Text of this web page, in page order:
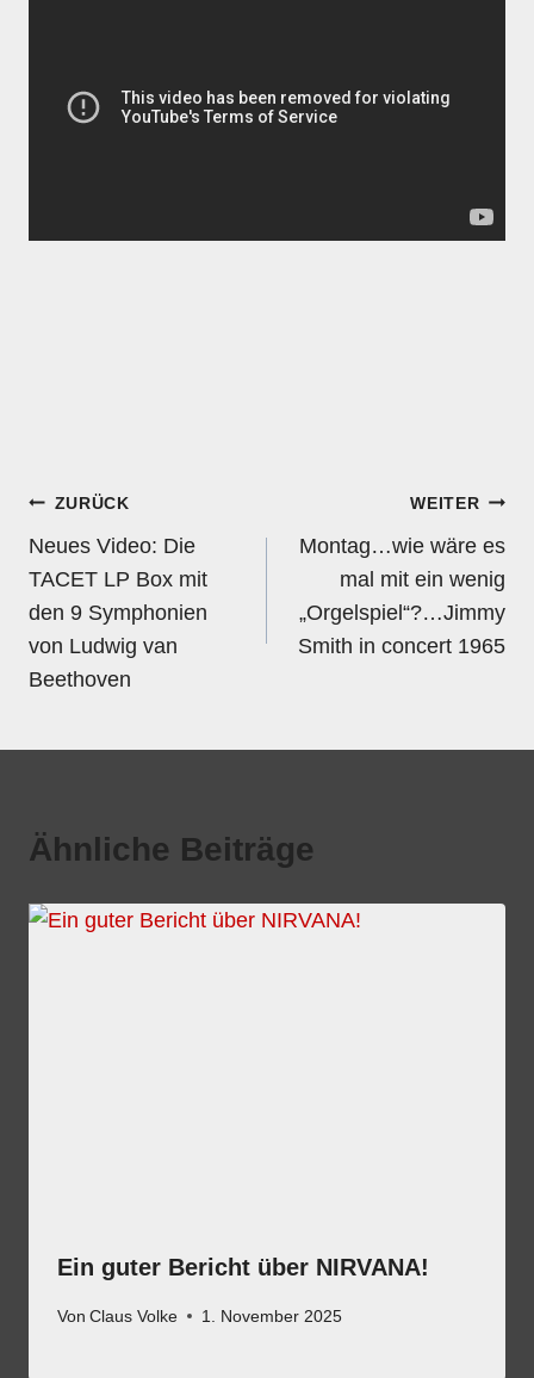
Beitragsnavigation
ZURÜCK
Neues Video: Die
TACET LP Box mit
den 9 Symphonien
von Ludwig van
Beethoven
WEITER
Montag…wie wäre es
mal mit ein wenig
„Orgelspiel“?…Jimmy
Smith in concert 1965
Ähnliche Beiträge
Ein guter Bericht über NIRVANA!
Von Claus Volke 1. November 2025